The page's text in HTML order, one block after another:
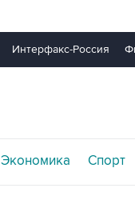
Интерфакс-Россия
Экономика Спорт